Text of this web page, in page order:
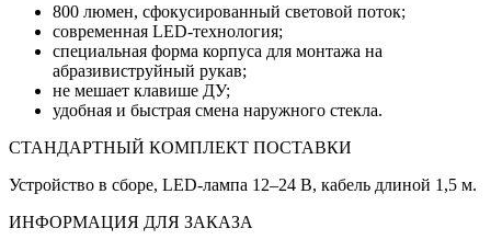
800 люмен, сфокусированный световой поток;
современная LED-технология;
специальная форма корпуса для монтажа на
абразивиструйный рукав;
не мешает клавише ДУ;
удобная и быстрая смена наружного стекла.
СТАНДАРТНЫЙ КОМПЛЕКТ ПОСТАВКИ
Устройство в сборе, LED-лампа 12–24 В, кабель длиной 1,5 м.
ИНФОРМАЦИЯ ДЛЯ ЗАКАЗА